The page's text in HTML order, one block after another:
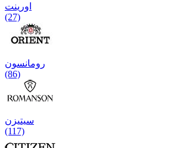
اورینت
(27)
رومانسون
(86)
سیتیزن
(117)